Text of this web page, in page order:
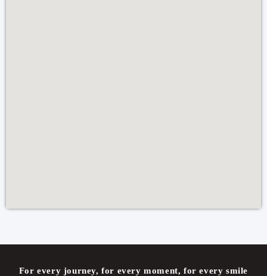
For every journey, for every moment, for every smile